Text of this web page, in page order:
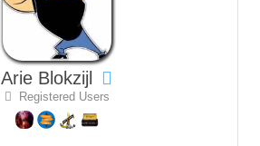
Arie Blokzijl
Registered Users